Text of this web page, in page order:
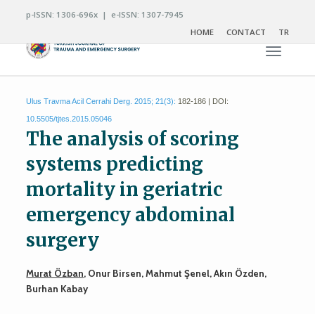
p-ISSN: 1306-696x | e-ISSN: 1307-7945
HOME
CONTACT TR
Toggle
Ulus Travma Acil Cerrahi Derg. 2015; 21(3): 182-186 | DOI:
10.5505/tjtes.2015.05046
The analysis of scoring
systems predicting
mortality in geriatric
emergency abdominal
surgery
Murat Özban, Onur Birsen, Mahmut Şenel, Akın Özden,
Burhan Kabay